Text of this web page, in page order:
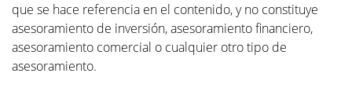
que se hace referencia en el contenido, y no constituye
asesoramiento de inversión, asesoramiento financiero,
asesoramiento comercial o cualquier otro tipo de
asesoramiento.